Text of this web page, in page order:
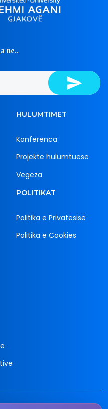
ne..
HULUMTIMET
Konferenca
Projekte hulumtuese
Vegëza
POLITIKAT
Politika e Privatësisë
Politika e Cookies